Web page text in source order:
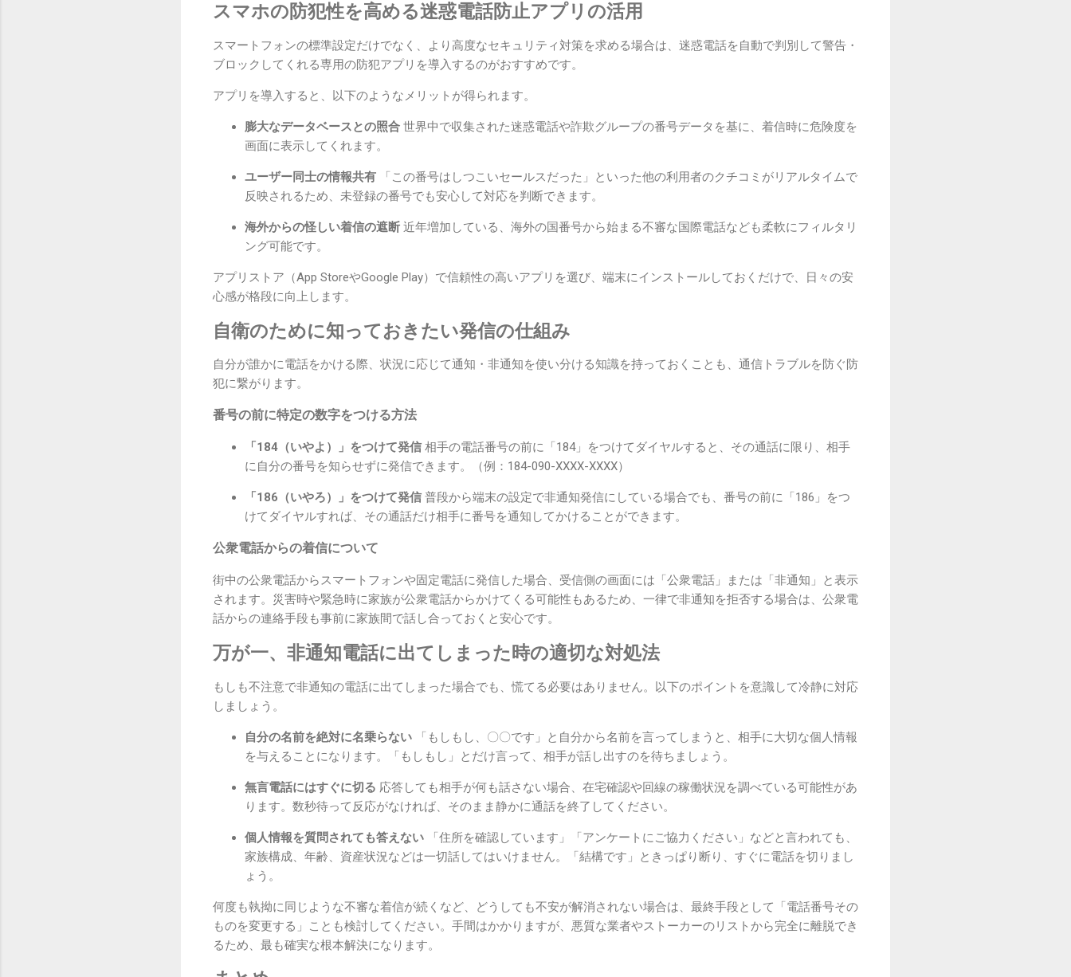
スマホの防犯性を高める迷惑電話防止アプリの活用
スマートフォンの標準設定だけでなく、より高度なセキュリティ対策を求める場合は、迷惑電話を自動で判別して警告・
ブロックしてくれる専用の防犯アプリを導入するのがおすすめです。
アプリを導入すると、以下のようなメリットが得られます。
膨大なデータベースとの照合 世界中で収集された迷惑電話や詐欺グループの番号データを基に、着信時に危険度を
画面に表示してくれます。
ユーザー同士の情報共有 「この番号はしつこいセールスだった」といった他の利用者のクチコミがリアルタイムで
反映されるため、未登録の番号でも安心して対応を判断できます。
海外からの怪しい着信の遮断 近年増加している、海外の国番号から始まる不審な国際電話なども柔軟にフィルタリ
ング可能です。
アプリストア（App StoreやGoogle Play）で信頼性の高いアプリを選び、端末にインストールしておくだけで、日々の安
心感が格段に向上します。
自衛のために知っておきたい発信の仕組み
自分が誰かに電話をかける際、状況に応じて通知・非通知を使い分ける知識を持っておくことも、通信トラブルを防ぐ防
犯に繋がります。
番号の前に特定の数字をつける方法
「184（いやよ）」をつけて発信 相手の電話番号の前に「184」をつけてダイヤルすると、その通話に限り、相手
に自分の番号を知らせずに発信できます。（例：184-090-XXXX-XXXX）
「186（いやろ）」をつけて発信 普段から端末の設定で非通知発信にしている場合でも、番号の前に「186」をつ
けてダイヤルすれば、その通話だけ相手に番号を通知してかけることができます。
公衆電話からの着信について
街中の公衆電話からスマートフォンや固定電話に発信した場合、受信側の画面には「公衆電話」または「非通知」と表示
されます。災害時や緊急時に家族が公衆電話からかけてくる可能性もあるため、一律で非通知を拒否する場合は、公衆電
話からの連絡手段も事前に家族間で話し合っておくと安心です。
万が一、非通知電話に出てしまった時の適切な対処法
もしも不注意で非通知の電話に出てしまった場合でも、慌てる必要はありません。以下のポイントを意識して冷静に対応
しましょう。
自分の名前を絶対に名乗らない 「もしもし、〇〇です」と自分から名前を言ってしまうと、相手に大切な個人情報
を与えることになります。「もしもし」とだけ言って、相手が話し出すのを待ちましょう。
無言電話にはすぐに切る 応答しても相手が何も話さない場合、在宅確認や回線の稼働状況を調べている可能性があ
ります。数秒待って反応がなければ、そのまま静かに通話を終了してください。
個人情報を質問されても答えない 「住所を確認しています」「アンケートにご協力ください」などと言われても、
家族構成、年齢、資産状況などは一切話してはいけません。「結構です」ときっぱり断り、すぐに電話を切りまし
ょう。
何度も執拗に同じような不審な着信が続くなど、どうしても不安が解消されない場合は、最終手段として「電話番号その
ものを変更する」ことも検討してください。手間はかかりますが、悪質な業者やストーカーのリストから完全に離脱でき
るため、最も確実な根本解決になります。